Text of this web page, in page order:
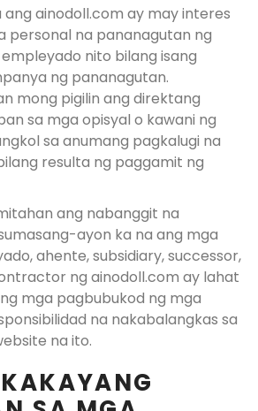
ang ainodoll.com ay may interes
personal na pananagutan ng
nito bilang isang
ng pananagutan.
mong pigilin ang direktang
sa mga opisyal o kawani ng
sa anumang pagkalugi na
resulta ng paggamit ng
ang nabanggit na
ayon ka na ang mga
ahente, subsidiary, successor,
ng ainodoll.com ay lahat
mga pagbubukod ng mga
na nakabalangkas sa
na ito.